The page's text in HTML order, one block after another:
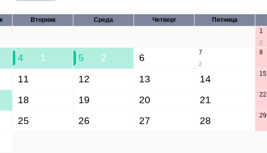
Вторник Среда Четверг Пятница
1
2
4 1 5 2 6 7
2
8
11 12 13 14 15
18 19 20 21 22
25 26 27 28 29